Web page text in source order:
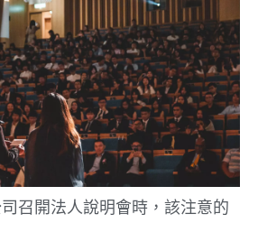
召開法人說明會時，該注意的